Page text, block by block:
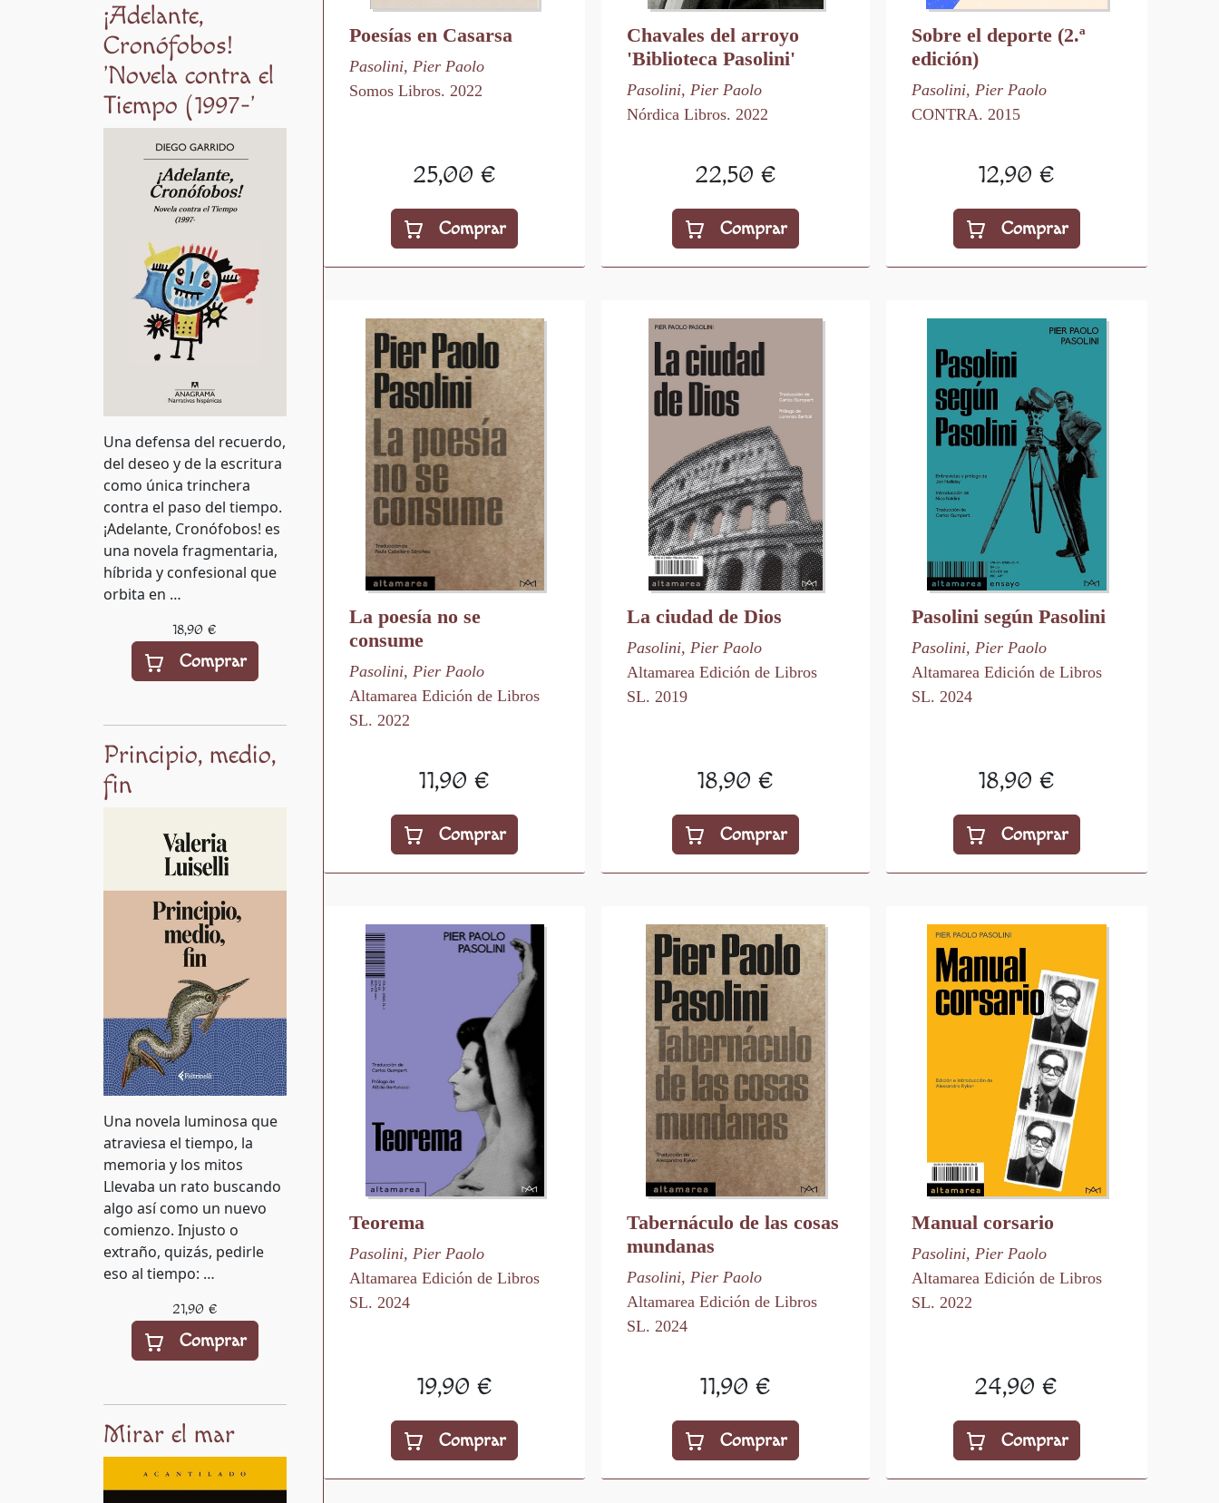
¡Adelante,
Cronófobos!
'Novela contra el
Tiempo (1997-'
Una defensa del recuerdo,
del deseo y de la escritura
como única trinchera
contra el paso del tiempo.
¡Adelante, Cronófobos! es
una novela fragmentaria,
híbrida y confesional que
orbita en …
18,90 €
Comprar
Principio, medio,
fin
Una novela luminosa que
atraviesa el tiempo, la
memoria y los mitos
Llevaba un rato buscando
algo así como un nuevo
comienzo. Injusto o
extraño, quizás, pedirle
eso al tiempo: …
21,90 €
Comprar
Mirar el mar
Poesías en Casarsa
Pasolini, Pier Paolo
Somos Libros. 2022
25,00 €
Comprar
Chavales del arroyo
'Biblioteca Pasolini'
Pasolini, Pier Paolo
Nórdica Libros. 2022
22,50 €
Comprar
Sobre el deporte (2.ª
edición)
Pasolini, Pier Paolo
CONTRA. 2015
12,90 €
Comprar
La poesía no se
consume
Pasolini, Pier Paolo
Altamarea Edición de Libros
SL. 2022
11,90 €
Comprar
La ciudad de Dios
Pasolini, Pier Paolo
Altamarea Edición de Libros
SL. 2019
18,90 €
Comprar
Pasolini según Pasolini
Pasolini, Pier Paolo
Altamarea Edición de Libros
SL. 2024
18,90 €
Comprar
Teorema
Pasolini, Pier Paolo
Altamarea Edición de Libros
SL. 2024
19,90 €
Comprar
Tabernáculo de las cosas
mundanas
Pasolini, Pier Paolo
Altamarea Edición de Libros
SL. 2024
11,90 €
Comprar
Manual corsario
Pasolini, Pier Paolo
Altamarea Edición de Libros
SL. 2022
24,90 €
Comprar